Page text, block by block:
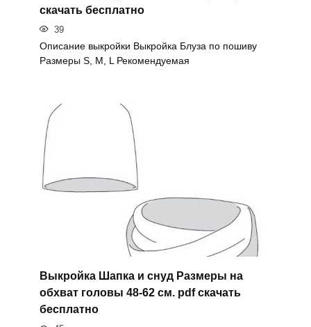
скачать бесплатно
39
Описание выкройки Выкройка Блуза по пошиву
Размеры S, M, L Рекомендуемая
Выкройка Шапка и снуд Размеры на
обхват головы 48-62 см. pdf скачать
бесплатно